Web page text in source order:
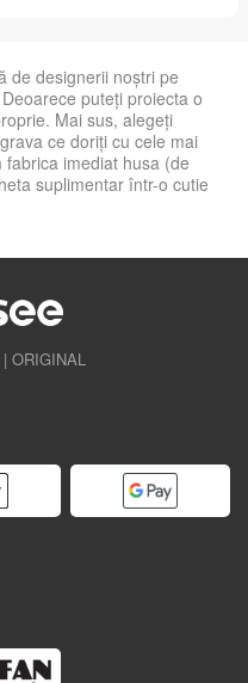
de designerii noștri pe
puteți proiecta o
Mai sus, alegeți
ce doriți cu cele mai
imediat husa (de
suplimentar într-o cutie
ORIGINAL